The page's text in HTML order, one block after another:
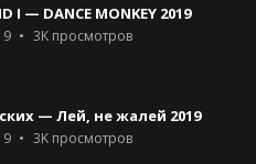
I — DANCE MONKEY 2019
3Kпросмотров
— Лей, не жалей 2019
3Kпросмотров